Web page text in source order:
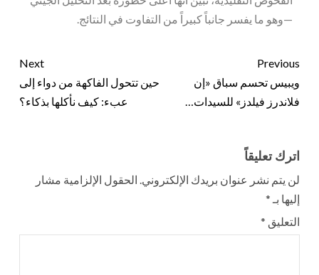
—وهو ما يفسر جانباً كبيراً من التفاوت في النتائج.
Previous
ويبيس تحسم سباق «إن
فلاندرز فيلدز» للسيدات…
Next
حين تتحول الفاكهة من دواء إلى
عبء: كيف نأكلها بذكاء؟
اترك تعليقاً
لن يتم نشر عنوان بريدك الإلكتروني. الحقول الإلزامية مشار
إليها بـ *
التعليق *